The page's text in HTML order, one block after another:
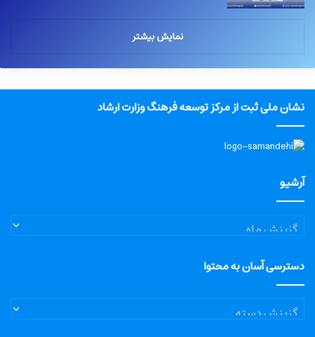
نمایش بیشتر
نشان ملی ثبت از مرکز توسعه فرهنگ وزارت ارشاد
آرشیو
آرشیو
دسترسی آسان به محتوا
دسترسی
آسان